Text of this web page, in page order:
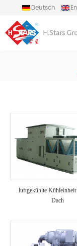
Deutsch
luftgekühlte Kühleinheit
Dach